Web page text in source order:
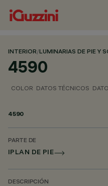
INTERIOR/LUMINARIAS DE PIE Y
4590
COLOR DATOS TÉCNICOS
4590
PARTE DE
IPLAN DE PIE
DESCRIPCIÓN